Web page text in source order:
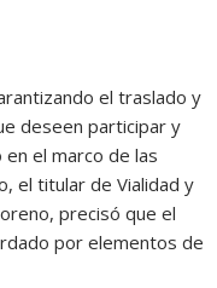
el traslado y
deseen participar y
el marco de las
el titular de Vialidad y
precisó que el
por elementos de